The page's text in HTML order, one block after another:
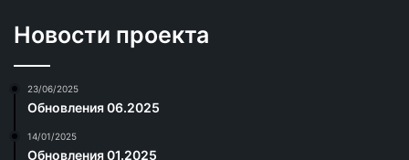
Новости проекта
23/06/2025
Обновления 06.2025
14/01/2025
Обновления 01.2025